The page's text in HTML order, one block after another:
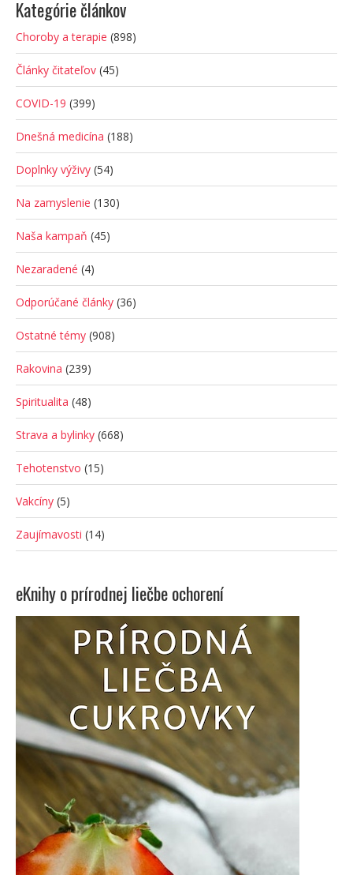
Kategórie článkov
Choroby a terapie (898)
Články čitateľov (45)
COVID-19 (399)
Dnešná medicína (188)
Doplnky výživy (54)
Na zamyslenie (130)
Naša kampaň (45)
Nezaradené (4)
Odporúčané články (36)
Ostatné témy (908)
Rakovina (239)
Spiritualita (48)
Strava a bylinky (668)
Tehotenstvo (15)
Vakcíny (5)
Zaujímavosti (14)
eKnihy o prírodnej liečbe ochorení